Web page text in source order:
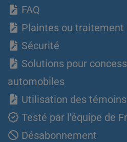
FAQ
Plaintes ou traitement
Sécurité
Solutions pour
automobiles
Utilisation des témoins
Testé par l'équipe de
Désabonnement